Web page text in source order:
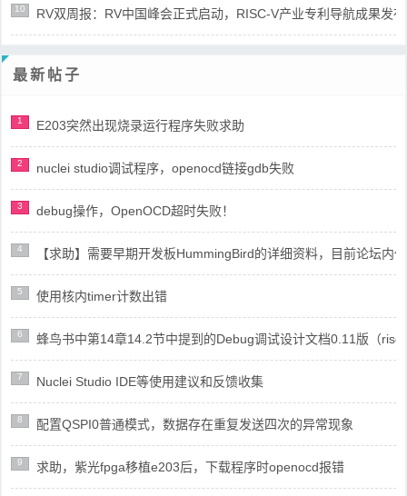
10 RV双周报：RV中国峰会正式启动，RISC-V产业专利导航成果发
最新帖子
1 E203突然出现烧录运行程序失败求助
2 nuclei studio调试程序，openocd链接gdb失败
3 debug操作，OpenOCD超时失败！
4 【求助】需要早期开发板HummingBird的详细资料，目前论坛内
5 使用核内timer计数出错
6 蜂鸟书中第14章14.2节中提到的Debug调试设计文档0.11版（
7 Nuclei Studio IDE等使用建议和反馈收集
8 配置QSPI0普通模式，数据存在重复发送四次的异常现象
9 求助，紫光fpga移植e203后，下载程序时openocd报错